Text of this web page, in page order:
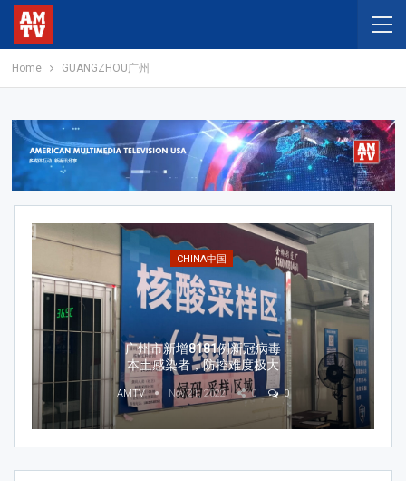
Home GUANGZHOU广州
CHINA中国
广州市新增8181例新冠病毒
本土感染者，防控难度极大
AMTV Nov 21, 2022 0 0